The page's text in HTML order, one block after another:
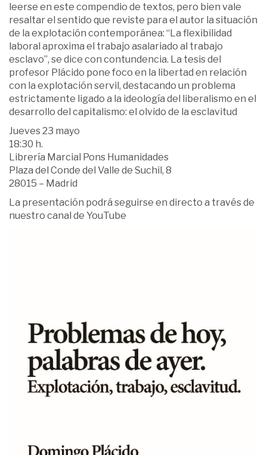
leerse en este compendio de textos, pero bien vale
resaltar el sentido que reviste para el autor la situación
de la explotación contemporánea: “La flexibilidad
laboral aproxima el trabajo asalariado al trabajo
esclavo”, se dice con contundencia. La tesis del
profesor Plácido pone foco en la libertad en relación
con la explotación servil, destacando un problema
estrictamente ligado a la ideología del liberalismo en el
desarrollo del capitalismo: el olvido de la esclavitud
Jueves 23 mayo
18:30 h.
Librería Marcial Pons Humanidades
Plaza del Conde del Valle de Suchil, 8
28015 – Madrid
La presentación podrá seguirse en directo a través de
nuestro canal de YouTube